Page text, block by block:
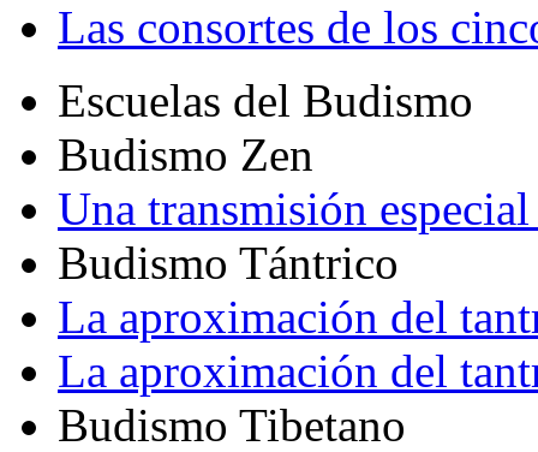
Las consortes de los
Escuelas del Budismo
Budismo Zen
Una transmisión
Budismo Tántrico
La aproximación del
La aproximación del
Budismo Tibetano